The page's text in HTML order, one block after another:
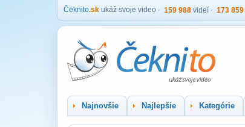
Čeknito.sk ukáž svoje video 159 988 videí 173 859
Najnovšie Najlepšie Kategórie